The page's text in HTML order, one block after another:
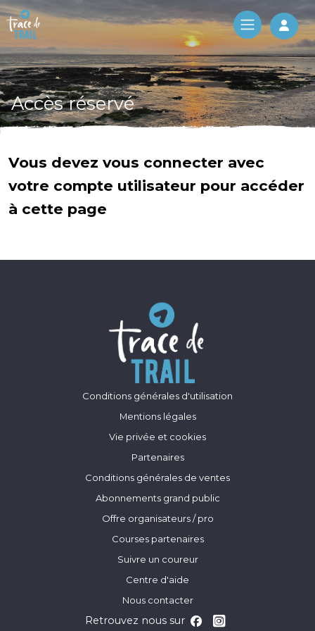
Log
Accès réservé
Vous devez vous connecter avec
votre compte utilisateur pour accéder
à cette page
Conditions générales d'utilisation
Mentions légales
Vie privée et cookies
Partenaires
Conditions générales de ventes
Abonnements grand public
Offre organisateurs / pro
Courses partenaires
Suivre un coureur
Centre d'aide
Nous contacter
Retrouvez nous sur